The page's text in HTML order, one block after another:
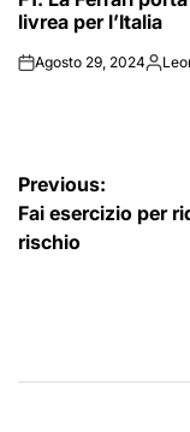
livrea per l’Italia
onAgosto 29, 2024Posted
articoli
Previous:
Fai esercizio per
rischio